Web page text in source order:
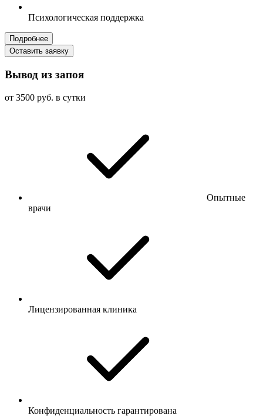
Психологическая поддержка
Подробнее
Оставить заявку
Вывод из запоя
от 3500 руб. в сутки
Опытные
врачи
Лицензированная клиника
Конфиденциальность гарантирована